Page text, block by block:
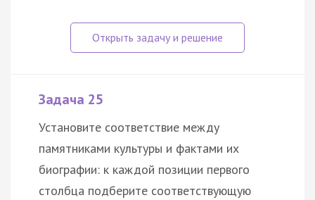
Задача 25
Установите соответствие между
памятниками культуры и фактами их
биографии: к каждой позиции первого
столбца подберите соответствующую